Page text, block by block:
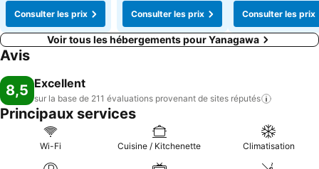
Consulter les prix
Consulter les prix
Consulter les prix
Voir tous les hébergements pour Yanagawa
Avis
8,5 Excellent
sur la base de 211 évaluations provenant de sites réputés
Principaux services
Wi-Fi Cuisine / Kitchenette Climatisation